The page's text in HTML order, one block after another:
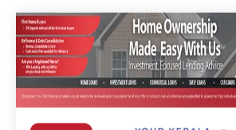
Skip
to
content